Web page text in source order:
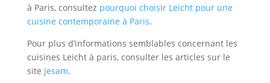
à Paris, consultez pourquoi choisir Leicht pour une
cuisine contemporaine à Paris.
Pour plus d’informations semblables concernant les
cuisines Leicht à paris, consulter les articles sur le
site jesam.